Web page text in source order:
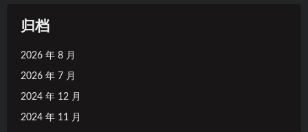
归档
2026 年 8 月
2026 年 7 月
2024 年 12 月
2024 年 11 月